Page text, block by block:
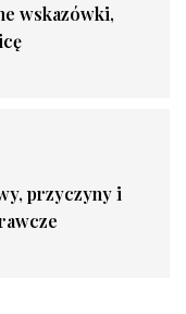
wskazówki,
przyczyny i